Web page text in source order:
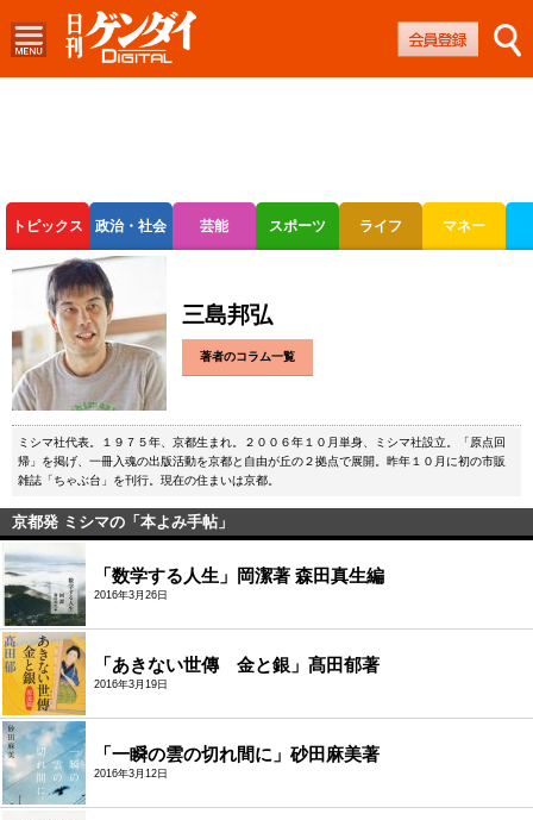
トピックス 政治・社会 芸能 スポーツ ライフ マネー
ボートレース
三島邦弘
著者のコラム一覧
ミシマ社代表。１９７５年、京都生まれ。２００６年１０月単身、ミシマ社設立。「原点回
帰」を掲げ、一冊入魂の出版活動を京都と自由が丘の２拠点で展開。昨年１０月に初の市販
雑誌「ちゃぶ台」を刊行。現在の住まいは京都。
京都発 ミシマの「本よみ手帖」
「数学する人生」岡潔著 森田真生編
2016年3月26日
「あきない世傳 金と銀」髙田郁著
2016年3月19日
「一瞬の雲の切れ間に」砂田麻美著
2016年3月12日